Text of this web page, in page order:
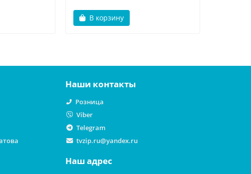
В корзину
Наши контакты
Розница
Viber
Telegram
tvzip.ru@yandex.ru
Наш адрес